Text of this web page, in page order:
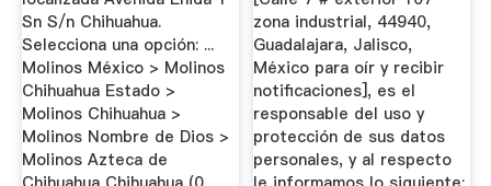
Sn S/n Chihuahua.
Selecciona una opción: ...
Molinos México > Molinos
Chihuahua Estado >
Molinos Chihuahua >
Molinos Nombre de Dios >
Molinos Azteca de
zona industrial, 44940,
Guadalajara, Jalisco,
México para oír y recibir
notificaciones], es el
responsable del uso y
protección de sus datos
personales, y al respecto